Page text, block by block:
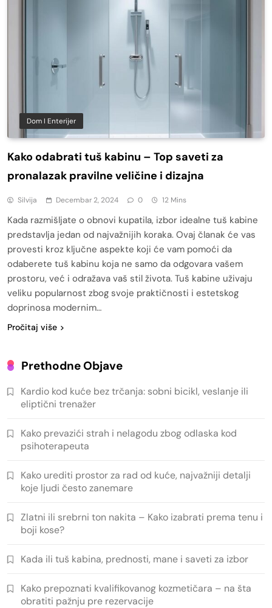
Dom I Enterijer
Kako odabrati tuš kabinu – Top saveti za
pronalazak pravilne veličine i dizajna
Silvija Decembar 2, 2024 0 12 Mins
Kada razmišljate o obnovi kupatila, izbor idealne tuš kabine
predstavlja jedan od najvažnijih koraka. Ovaj članak će vas
provesti kroz ključne aspekte koji će vam pomoći da
odaberete tuš kabinu koja ne samo da odgovara vašem
prostoru, već i odražava vaš stil života. Tuš kabine uživaju
veliku popularnost zbog svoje praktičnosti i estetskog
doprinosa modernim…
Pročitaj više
Prethodne Objave
Kardio kod kuće bez trčanja: sobni bicikl, veslanje ili
eliptični trenažer
Kako prevazići strah i nelagodu zbog odlaska kod
psihoterapeuta
Kako urediti prostor za rad od kuće, najvažniji detalji
koje ljudi često zanemare
Zlatni ili srebrni ton nakita – Kako izabrati prema tenu i
boji kose?
Kada ili tuš kabina, prednosti, mane i saveti za izbor
Kako prepoznati kvalifikovanog kozmetičara – na šta
obratiti pažnju pre rezervacije